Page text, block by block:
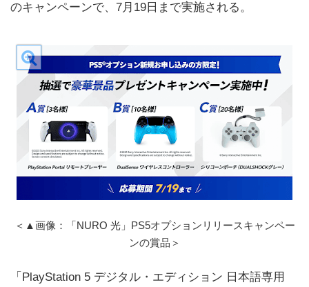
のキャンペーンで、7月19日まで実施される。
＜▲画像：「NURO 光」PS5オプションリリースキャンペー
ンの賞品＞
「PlayStation 5 デジタル・エディション 日本語専用